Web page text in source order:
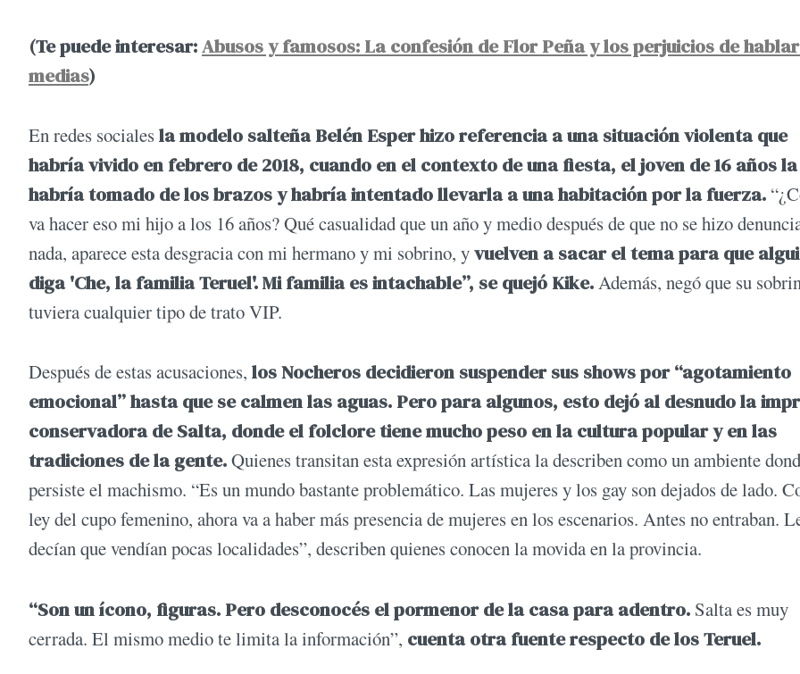
(Te puede interesar:Abusos y famosos: La confesión de Flor Peña y los perjuicios de
medias)
En redes socialesla modelo salteña Belén Esper hizo referencia a una situación violenta que
habría vivido en febrero de 2018, cuando en el contexto de una fiesta, el joven de 16 años la
habría tomado de los brazos y habría intentado llevarla a una habitación por la fuerza.
va hacer eso mi hijo a los 16 años? Qué casualidad que un año y medio después de que no se hizo
nada, aparece esta desgracia con mi hermano y mi sobrino, yvuelven a sacar el tema para que
diga 'Che, la familia Teruel'. Mi familia es intachable”, se quejó Kike.Además, negó que su
tuviera cualquier tipo de trato VIP.
Después de estas acusaciones, los Nocheros decidieron suspender sus shows por “agotamiento
emocional” hasta que se calmen las aguas. Pero para algunos, esto dejó al desnudo la
conservadora de Salta, donde el folclore tiene mucho peso en la cultura popular y en las
tradiciones de la gente.Quienes transitan esta expresión artística la describen como un ambiente
persiste el machismo. “Es un mundo bastante problemático. Las mujeres y los gay son dejados de lado.
ley del cupo femenino, ahora va a haber más presencia de mujeres en los escenarios. Antes no entraban.
decían que vendían pocas localidades”, describen quienes conocen la movida en la provincia.
“Son un ícono, figuras. Pero desconocés el pormenor de la casa para adentro. Salta es muy
cerrada. El mismo medio te limita la información”, cuenta otra fuente respecto de los Teruel.